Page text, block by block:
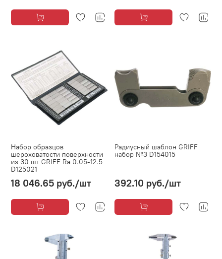
Набор образцов
шероховатости поверхности
из 30 шт GRIFF Ra 0.05-12.5
D125021
18 046.65 руб./шт
Радиусный шаблон GRIFF
набор №3 D154015
392.10 руб./шт